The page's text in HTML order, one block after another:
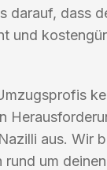
darauf, dass
und
aus. Wir
rund um